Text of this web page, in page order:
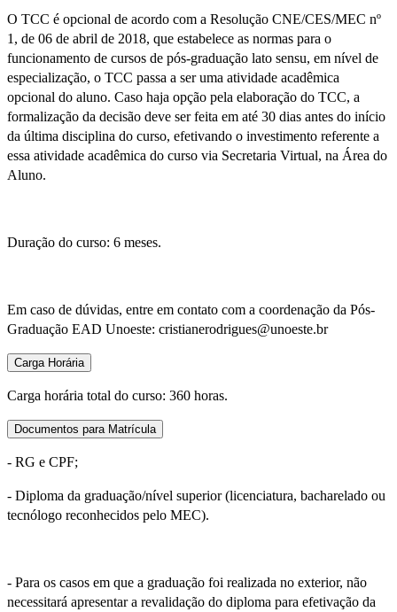
O TCC é opcional de acordo com a Resolução CNE/CES/MEC nº
1, de 06 de abril de 2018, que estabelece as normas para o
funcionamento de cursos de pós-graduação lato sensu, em nível de
especialização, o TCC passa a ser uma atividade acadêmica
opcional do aluno. Caso haja opção pela elaboração do TCC, a
formalização da decisão deve ser feita em até 30 dias antes do início
da última disciplina do curso, efetivando o investimento referente a
essa atividade acadêmica do curso via Secretaria Virtual, na Área do
Aluno.
Duração do curso: 6 meses.
Em caso de dúvidas, entre em contato com a coordenação da Pós-
Graduação EAD Unoeste: cristianerodrigues@unoeste.br
Carga Horária
Carga horária total do curso: 360 horas.
Documentos para Matrícula
- RG e CPF;
- Diploma da graduação/nível superior (licenciatura, bacharelado ou
tecnólogo reconhecidos pelo MEC).
- Para os casos em que a graduação foi realizada no exterior, não
necessitará apresentar a revalidação do diploma para efetivação da